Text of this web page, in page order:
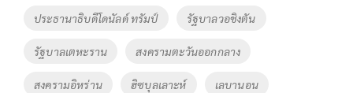
ประธานาธิบดีโดนัลด์ ทรัมป์ รัฐบาลวอชิงตัน
รัฐบาลเตหะราน สงครามตะวันออกกลาง
สงครามอิหร่าน ฮิซบุลเลาะห์ เลบานอน